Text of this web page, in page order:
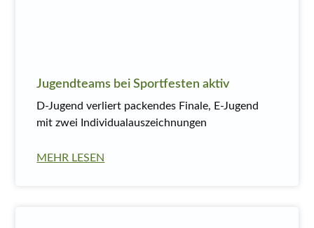
Jugendteams bei Sportfesten aktiv
D-Jugend verliert packendes Finale, E-Jugend
mit zwei Individualauszeichnungen
MEHR LESEN